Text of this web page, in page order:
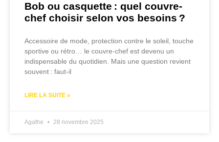
Bob ou casquette : quel couvre-
chef choisir selon vos besoins ?
Accessoire de mode, protection contre le soleil, touche
sportive ou rétro… le couvre-chef est devenu un
indispensable du quotidien. Mais une question revient
souvent : faut-il
LIRE LA SUITE »
Agathe 28 novembre 2025